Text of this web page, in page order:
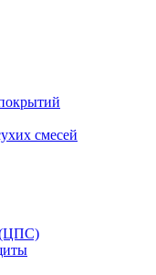
смесей
(ЦПС)